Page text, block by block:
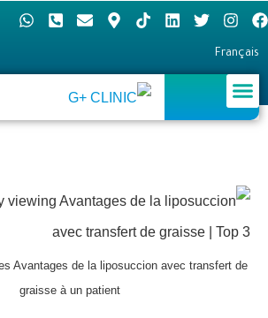
Français
Avantages de la liposuccion avec transfert de
graisse à un patient